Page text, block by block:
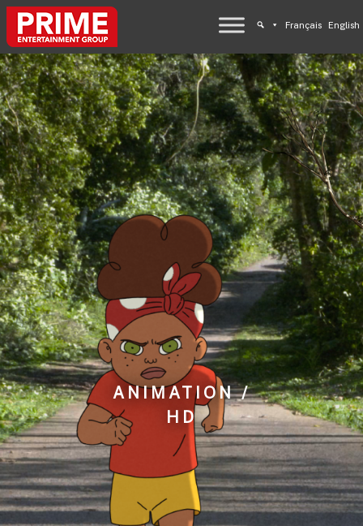
Français English
ANIMATION /
HD